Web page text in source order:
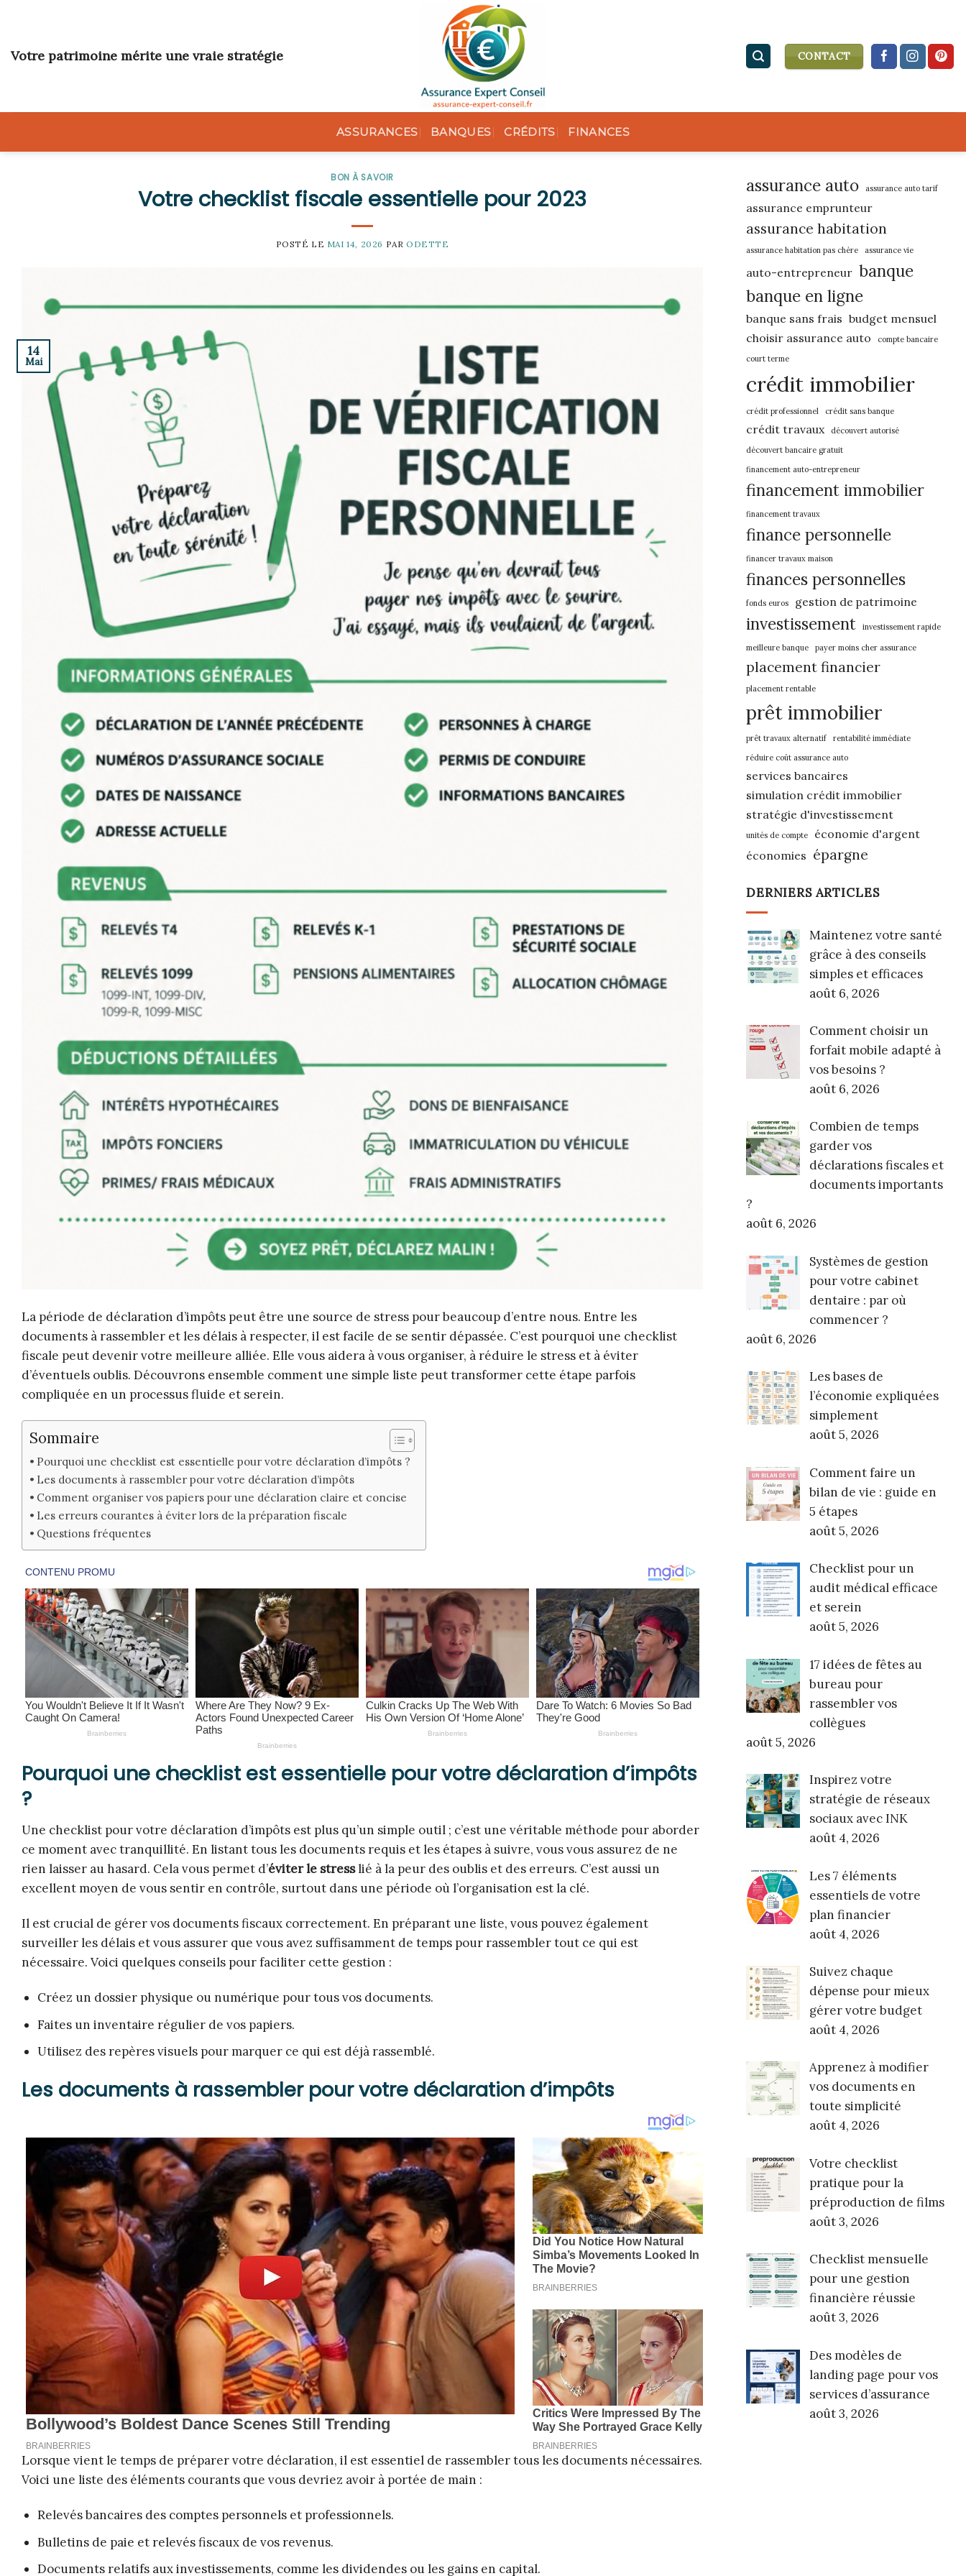
content
Votre patrimoine mérite une vraie stratégie CONTACT
ASSURANCES BANQUES CRÉDITS FINANCES
BON À SAVOIR
Votre checklist fiscale essentielle pour 2023
POSTÉ LE MAI 14, 2026 PAR ODETTE
14
Mai
La période de déclaration d’impôts peut être une source de stress pour beaucoup d’entre nous. Entre les
documents à rassembler et les délais à respecter, il est facile de se sentir dépassée. C’est pourquoi une checklist
fiscale peut devenir votre meilleure alliée. Elle vous aidera à vous organiser, à réduire le stress et à éviter
d’éventuels oublis. Découvrons ensemble comment une simple liste peut transformer cette étape parfois
compliquée en un processus fluide et serein.
Sommaire
Pourquoi une checklist est essentielle pour votre déclaration d’impôts ?
Les documents à rassembler pour votre déclaration d’impôts
Comment organiser vos papiers pour une déclaration claire et concise
Les erreurs courantes à éviter lors de la préparation fiscale
Questions fréquentes
Pourquoi une checklist est essentielle pour votre déclaration d’impôts
?
Une checklist pour votre déclaration d’impôts est plus qu’un simple outil ; c’est une véritable méthode pour aborder
ce moment avec tranquillité. En listant tous les documents requis et les étapes à suivre, vous vous assurez de ne
rien laisser au hasard. Cela vous permet d’éviter le stresslié à la peur des oublis et des erreurs. C’est aussi un
excellent moyen de vous sentir en contrôle, surtout dans une période où l’organisation est la clé.
Il est crucial de gérer vos documents fiscaux correctement. En préparant une liste, vous pouvez également
surveiller les délais et vous assurer que vous avez suffisamment de temps pour rassembler tout ce qui est
nécessaire. Voici quelques conseils pour faciliter cette gestion :
Créez un dossier physique ou numérique pour tous vos documents.
Faites un inventaire régulier de vos papiers.
Utilisez des repères visuels pour marquer ce qui est déjà rassemblé.
Les documents à rassembler pour votre déclaration d’impôts
Lorsque vient le temps de préparer votre déclaration, il est essentiel de rassembler tous les documents nécessaires.
Voici une liste des éléments courants que vous devriez avoir à portée de main :
Relevés bancaires des comptes personnels et professionnels.
Bulletins de paie et relevés fiscaux de vos revenus.
Documents relatifs aux investissements, comme les dividendes ou les gains en capital.
assurance auto assurance auto tarif
assurance emprunteur
assurance habitation
assurance habitation pas chère assurance vie
auto-entrepreneur banque
banque en ligne
banque sans frais budget mensuel
choisir assurance auto
compte bancaire
court terme
crédit immobilier
crédit professionnel crédit sans banque
crédit travaux
découvert autorisé
découvert bancaire gratuit
financement auto-entrepreneur
financement immobilier
financement travaux
finance personnelle
financer travaux maison
finances personnelles
fonds euros gestion de patrimoine
investissement investissement rapide
meilleure banque payer moins cher assurance
placement financier
placement rentable
prêt immobilier
prêt travaux alternatif
rentabilité immédiate
réduire coût assurance auto
services bancaires
simulation crédit immobilier
stratégie d'investissement
unités de compte
économie d'argent
économies épargne
DERNIERS ARTICLES
Maintenez votre santé
grâce à des conseils
simples et efficaces
août 6, 2026
Comment choisir un
forfait mobile adapté à
vos besoins ?
août 6, 2026
Combien de temps
garder vos
déclarations fiscales et
documents importants
?
août 6, 2026
Systèmes de gestion
pour votre cabinet
dentaire : par où
commencer ?
août 6, 2026
Les bases de
l’économie expliquées
simplement
août 5, 2026
Comment faire un
bilan de vie : guide en
5 étapes
août 5, 2026
Checklist pour un
audit médical efficace
et serein
août 5, 2026
17 idées de fêtes au
bureau pour
rassembler vos
collègues
août 5, 2026
Inspirez votre
stratégie de réseaux
sociaux avec INK
août 4, 2026
Les 7 éléments
essentiels de votre
plan financier
août 4, 2026
Suivez chaque
dépense pour mieux
gérer votre budget
août 4, 2026
Apprenez à modifier
vos documents en
toute simplicité
août 4, 2026
Votre checklist
pratique pour la
préproduction de films
août 3, 2026
Checklist mensuelle
pour une gestion
financière réussie
août 3, 2026
Des modèles de
landing page pour vos
services d’assurance
août 3, 2026